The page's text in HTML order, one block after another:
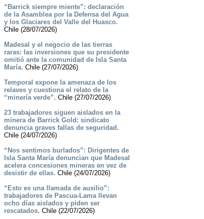
“Barrick siempre miente”: declaración
de la Asamblea por la Defensa del Agua
y los Glaciares del Valle del Huasco.
Chile (28/07/2026)
Madesal y el negocio de las tierras
raras: las inversiones que su presidente
omitió ante la comunidad de Isla Santa
María. Chile (27/07/2026)
Temporal expone la amenaza de los
relaves y cuestiona el relato de la
“minería verde”. Chile (27/07/2026)
23 trabajadores siguen aislados en la
minera de Barrick Gold: sindicato
denuncia graves fallas de seguridad.
Chile (24/07/2026)
“Nos sentimos burlados”: Dirigentes de
Isla Santa María denuncian que Madesal
acelera concesiones mineras en vez de
desistir de ellas. Chile (24/07/2026)
“Esto es una llamada de auxilio”:
trabajadores de Pascua-Lama llevan
ocho días aislados y piden ser
rescatados. Chile (22/07/2026)